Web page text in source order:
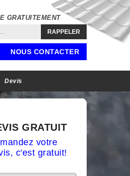
GRATUITEMENT
NOUS CONTACTER
Devis
GRATUIT
votre
c'est gratuit!